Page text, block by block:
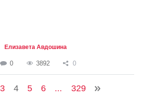
Елизавета Авдошина
0 3892 0
3 4 5 6 ... 329